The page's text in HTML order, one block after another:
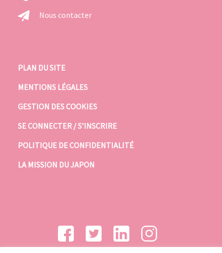
Nous contacter
PLAN DU SITE
MENTIONS LÉGALES
GESTION DES COOKIES
SE CONNECTER / S’INSCRIRE
POLITIQUE DE CONFIDENTIALITÉ
LA MISSION DU JAPON